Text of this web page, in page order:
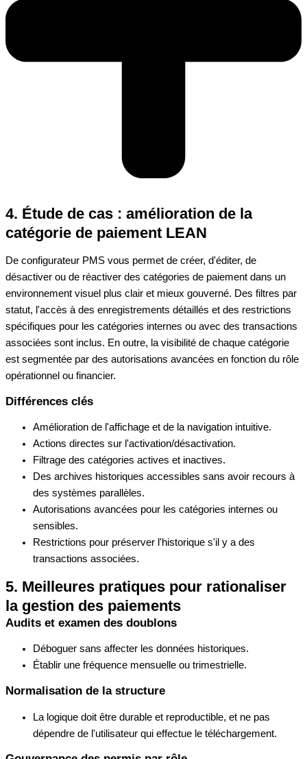
4. Étude de cas : amélioration de la
catégorie de paiement LEAN
De configurateur PMS vous permet de créer, d'éditer, de
désactiver ou de réactiver des catégories de paiement dans un
environnement visuel plus clair et mieux gouverné. Des filtres par
statut, l'accès à des enregistrements détaillés et des restrictions
spécifiques pour les catégories internes ou avec des transactions
associées sont inclus. En outre, la visibilité de chaque catégorie
est segmentée par des autorisations avancées en fonction du rôle
opérationnel ou financier.
Différences clés
Amélioration de l'affichage et de la navigation intuitive.
Actions directes sur l'activation/désactivation.
Filtrage des catégories actives et inactives.
Des archives historiques accessibles sans avoir recours à
des systèmes parallèles.
Autorisations avancées pour les catégories internes ou
sensibles.
Restrictions pour préserver l'historique s'il y a des
transactions associées.
5. Meilleures pratiques pour rationaliser
la gestion des paiements
Audits et examen des doublons
Déboguer sans affecter les données historiques.
Établir une fréquence mensuelle ou trimestrielle.
Normalisation de la structure
La logique doit être durable et reproductible, et ne pas
dépendre de l'utilisateur qui effectue le téléchargement.